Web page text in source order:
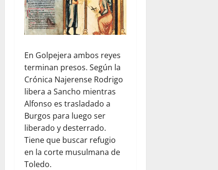
En Golpejera ambos reyes
terminan presos. Según la
Crónica Najerense Rodrigo
libera a Sancho mientras
Alfonso es trasladado a
Burgos para luego ser
liberado y desterrado.
Tiene que buscar refugio
en la corte musulmana de
Toledo.